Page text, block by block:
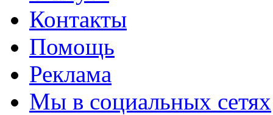
Контакты
Помощь
Реклама
Мы в социальных сетях